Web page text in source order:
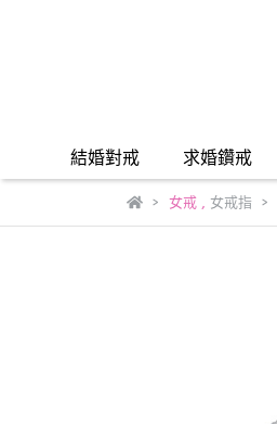
結婚對戒 求婚鑽戒
女戒, 女戒指